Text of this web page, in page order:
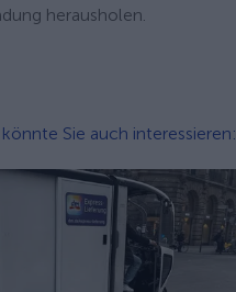
herausholen.
könnte Sie auch interessieren: